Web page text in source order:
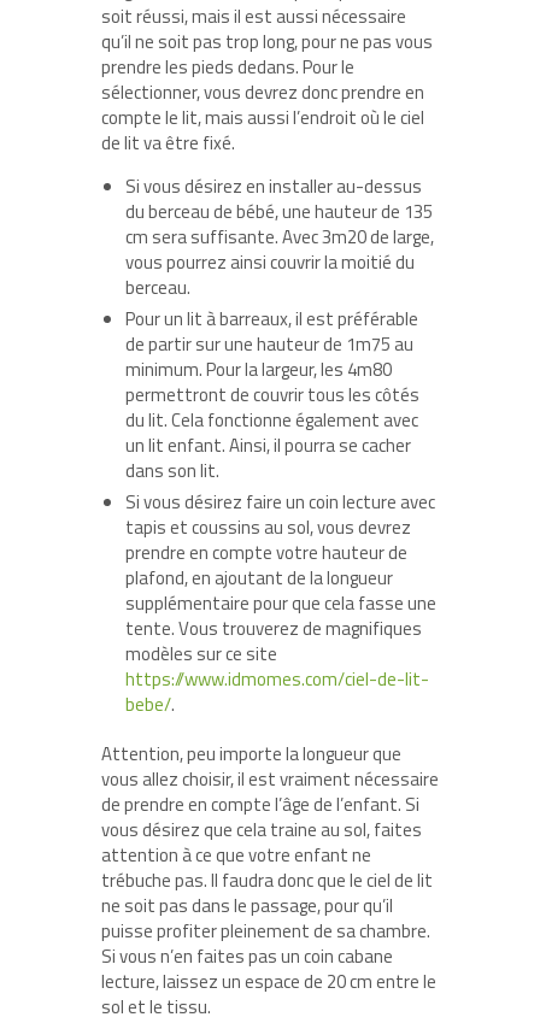
soit réussi, mais il est aussi nécessaire
qu’il ne soit pas trop long, pour ne pas vous
prendre les pieds dedans. Pour le
sélectionner, vous devrez donc prendre en
compte le lit, mais aussi l’endroit où le ciel
de lit va être fixé.
Si vous désirez en installer au-dessus
du berceau de bébé, une hauteur de 135
cm sera suffisante. Avec 3m20 de large,
vous pourrez ainsi couvrir la moitié du
berceau.
Pour un lit à barreaux, il est préférable
de partir sur une hauteur de 1m75 au
minimum. Pour la largeur, les 4m80
permettront de couvrir tous les côtés
du lit. Cela fonctionne également avec
un lit enfant. Ainsi, il pourra se cacher
dans son lit.
Si vous désirez faire un coin lecture avec
tapis et coussins au sol, vous devrez
prendre en compte votre hauteur de
plafond, en ajoutant de la longueur
supplémentaire pour que cela fasse une
tente. Vous trouverez de magnifiques
modèles sur ce site
https://www.idmomes.com/ciel-de-lit-
bebe/.
Attention, peu importe la longueur que
vous allez choisir, il est vraiment nécessaire
de prendre en compte l’âge de l’enfant. Si
vous désirez que cela traine au sol, faites
attention à ce que votre enfant ne
trébuche pas. Il faudra donc que le ciel de lit
ne soit pas dans le passage, pour qu’il
puisse profiter pleinement de sa chambre.
Si vous n’en faites pas un coin cabane
lecture, laissez un espace de 20 cm entre le
sol et le tissu.